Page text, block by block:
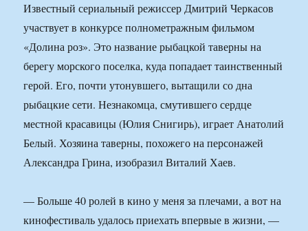
Известный сериальный режиссер Дмитрий Черкасов
участвует в конкурсе полнометражным фильмом
«Долина роз». Это название рыбацкой таверны на
берегу морского поселка, куда попадает таинственный
герой. Его, почти утонувшего, вытащили со дна
рыбацкие сети. Незнакомца, смутившего сердце
местной красавицы (Юлия Снигирь), играет Анатолий
Белый. Хозяина таверны, похожего на персонажей
Александра Грина, изобразил Виталий Хаев.
— Больше 40 ролей в кино у меня за плечами, а вот на
кинофестиваль удалось приехать впервые в жизни, —